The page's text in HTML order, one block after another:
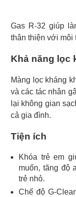
Gas R-32 giúp
thân thiện với môi
Khả năng lọc
Màng lọc kháng
và các tác nhân
lại không gian
cả gia đình.
Tiện ích
Khóa trẻ em
muốn, tăng độ
trẻ nhỏ.
Chế độ G-